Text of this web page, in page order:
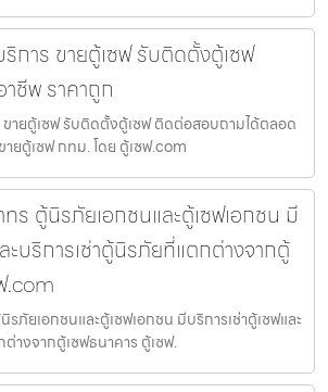
การ ขายตู้เซฟ รับติดตั้งตู้เซฟ
ชีพ ราคาถูก
ายตู้เซฟ รับติดตั้งตู้เซฟ ติดต่อสอบถามได้ตลอด
ยตู้เซฟ กทม. โดย ตู้เซฟ.com
ร ตู้นิรภัยเอกชนและตู้เซฟเอกชน มี
ะบริการเช่าตู้นิรภัยที่แตกต่างจากตู้
.com
ภัยเอกชนและตู้เซฟเอกชน มีบริการเช่าตู้เซฟและ
างจากตู้เซฟธนาคาร ตู้เซฟ.